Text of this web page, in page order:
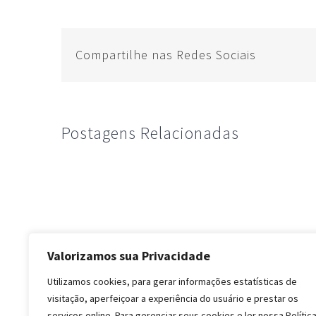
Valorizamos sua Privacidade
Utilizamos cookies, para gerar informações estatísticas de
visitação, aperfeiçoar a experiência do usuário e prestar os
Compartilhe nas Redes Sociais
Postagens Relacionadas